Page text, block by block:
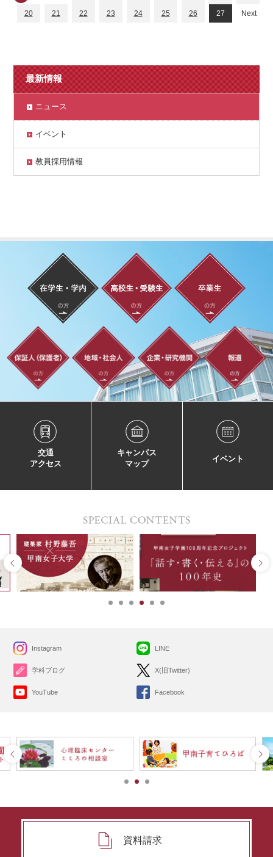
20 21 22 23 24 25 26 27 Next
最新情報
ニュース
イベント
教員採用情報
交通
アクセス
キャンパス
マップ
イベント
Instagram
学科ブログ
YouTube
LINE
X(旧Twitter)
Facebook
資料請求